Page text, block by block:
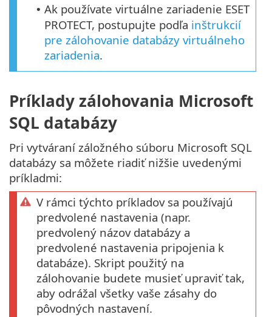
• Ak používate virtuálne zariadenie ESET
PROTECT, postupujte podľa inštrukcií
pre zálohovanie databázy virtuálneho
zariadenia.
Príklady zálohovania Microsoft
SQL databázy
Pri vytváraní záložného súboru Microsoft SQL
databázy sa môžete riadiť nižšie uvedenými
príkladmi:
V rámci týchto príkladov sa používajú
predvolené nastavenia (napr.
predvolený názov databázy a
predvolené nastavenia pripojenia k
databáze). Skript použitý na
zálohovanie budete musieť upraviť tak,
aby odrážal všetky vaše zásahy do
pôvodných nastavení.